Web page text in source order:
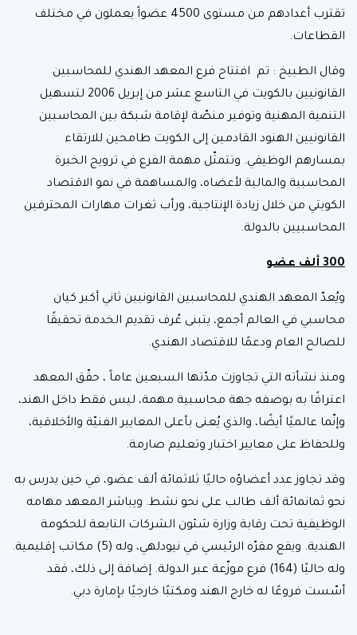
تقترب أعدادهم من مستوى 4500 عضواً يعملون في مختلف
القطاعات.
وقال الطبيخ : تم افتتاح فرع المعهد الهندي للمحاسبين
القانونيين بالكويت في التاسع عشر من إبريل 2006 لتسهيل
التنمية المهنية وتوفير منصّة لإقامة شبكة بين المحاسبين
القانونيين الهنود القادمين إلى الكويت طامحين للارتقاء
بمسارهم الوظيفي. وتتمثّل مهمة الفرع في ترويج الخبرة
المحاسبية والمالية لأعضاه، والمساهمة في نمو الاقتصاد
الكويتي من خلال زيادة الإنتاجية، ورأب ثغرات مهارات المحترفين
المحاسبيين بالدولة.
300 ألف عضو
ويُعدّ المعهد الهندي للمحاسبين القانونيين ثاني أكبر كيان
محاسبي في العالم أجمع، يتبنى عُرف تقديم الخدمة تحقيقًا
للصالح العام ودعمًا للاقتصاد الهندي.
ومنذ نشأته التي تجاوزت مدّتها السبعين عاماً ، حقّق المعهد
اعترافًا به بوصفه جهة محاسبية مهمة، ليس فقط داخل الهند،
وإنّما عالميًا أيضًا، والذي يُعنى بأعلى المعايير الفنيّة والأخلاقية،
وللحفاظ على معايير اختبار وتعليم صارمة.
وقد تجاوز عدد أعضاؤه حاليًا ثلاثمائة ألف عضو، في حين يدرس به
نحو ثمانمائة ألف طالب على نحو نشط. ويباشر المعهد مهامه
الوظيفية تحت رقابة وزارة شئون الشركات التابعة للحكومة
الهندية. ويقع مقرّه الرئيسي في نيودلهي، وله (5) مكاتب إقليمية.
وله حاليًا (164) فرع موزّعة عبر الدولة. إضافة إلى ذلك، فقد
أسّست فروعًا له خارج الهند ومكتبًا خارجيًا بإمارة دبي.